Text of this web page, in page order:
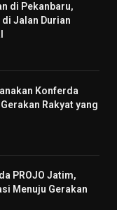
di Pekanbaru,
Jalan Durian
Konferda
Rakyat yang
PROJO Jatim,
Menuju Gerakan